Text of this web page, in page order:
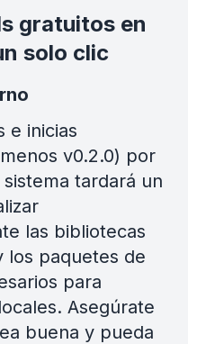
gratuitos en
solo clic
e inicias
v0.2.0) por
tardará un
las bibliotecas
los paquetes de
para
Asegúrate
buena y pueda